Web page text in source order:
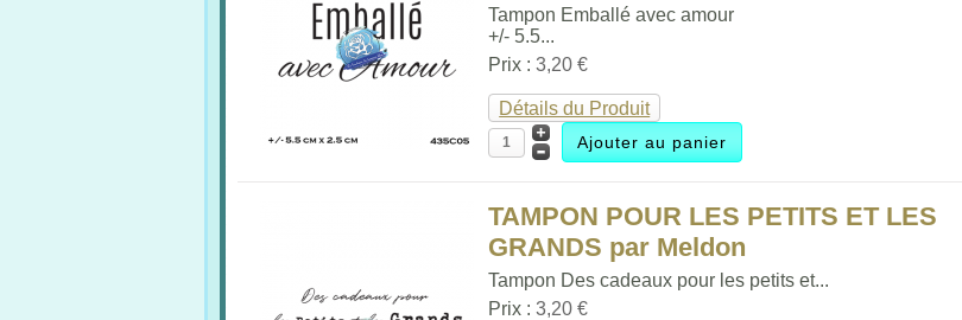
Tampon Emballé avec amour
+/- 5.5...
Prix :3,20 €
Détails du Produit
TAMPON POUR LES PETITS ET LES
GRANDS par Meldon
Tampon Des cadeaux pour les petits et...
Prix :3,20 €